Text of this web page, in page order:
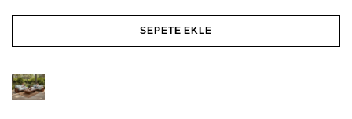
SEPETE EKLE
ürünün
birden